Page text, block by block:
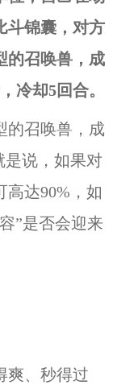
斗锦囊，对方
的召唤兽，成
冷却5回合。
召唤兽，成
是说，如果对
高达90%，如
”是否会迎来
、秒得过